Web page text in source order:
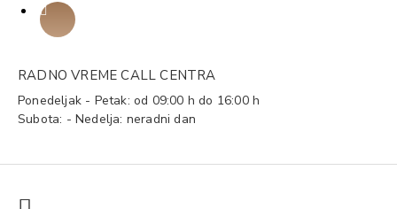
RADNO VREME CALL CENTRA
Ponedeljak - Petak: od 09:00 h do 16:00 h
Subota: - Nedelja: neradni dan